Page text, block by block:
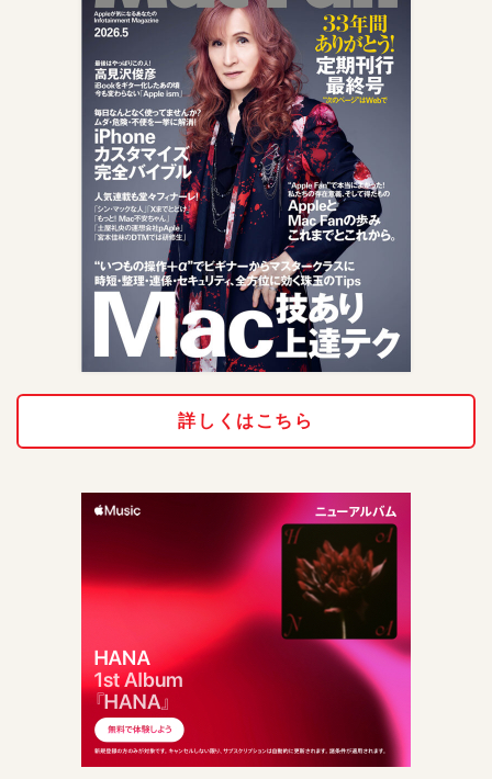
詳しくはこちら